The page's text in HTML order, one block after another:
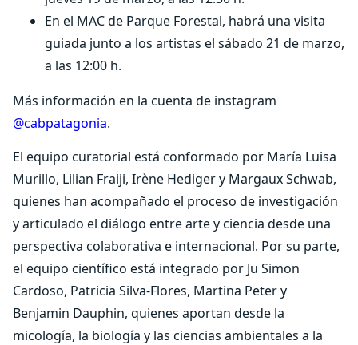
En el MAC de Parque Forestal, habrá una visita
guiada junto a los artistas el sábado 21 de marzo,
a las 12:00 h.
Más información en la cuenta de instagram
@cabpatagonia.
El equipo curatorial está conformado por María Luisa
Murillo, Lilian Fraiji, Irène Hediger y Margaux Schwab,
quienes han acompañado el proceso de investigación
y articulado el diálogo entre arte y ciencia desde una
perspectiva colaborativa e internacional. Por su parte,
el equipo científico está integrado por Ju Simon
Cardoso, Patricia Silva-Flores, Martina Peter y
Benjamin Dauphin, quienes aportan desde la
micología, la biología y las ciencias ambientales a la